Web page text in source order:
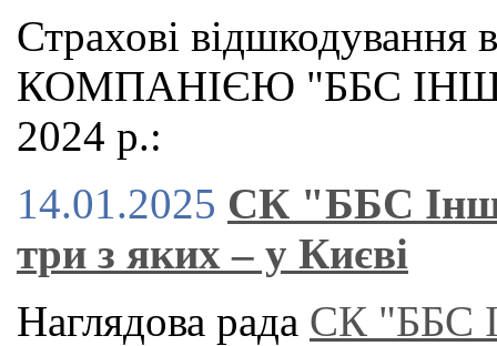
Страхові
КОМПАНІЄЮ "ББС
2024 р.:
14.01.2025 СК "ББС
три з яких – у Києві
Наглядова рада СК "ББС